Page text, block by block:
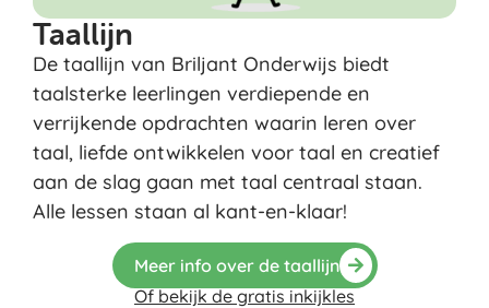
Taallijn
De taallijn van Briljant Onderwijs biedt
taalsterke leerlingen verdiepende en
verrijkende opdrachten waarin leren over
taal, liefde ontwikkelen voor taal en creatief
aan de slag gaan met taal centraal staan.
Alle lessen staan al kant-en-klaar!
Meer info over de taallijn
Of bekijk de gratis inkijkles